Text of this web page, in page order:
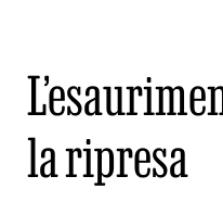
la ripresa